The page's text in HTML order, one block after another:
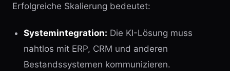
Erfolgreiche Skalierung bedeutet:
Systemintegration: Die KI-Lösung muss
nahtlos mit ERP, CRM und anderen
Bestandssystemen kommunizieren.